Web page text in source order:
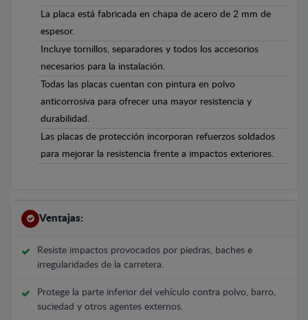
La placa está fabricada en chapa de acero de 2 mm de
espesor.
Incluye tornillos, separadores y todos los accesorios
necesarios para la instalación.
Todas las placas cuentan con pintura en polvo
anticorrosiva para ofrecer una mayor resistencia y
durabilidad.
Las placas de protección incorporan refuerzos soldados
para mejorar la resistencia frente a impactos exteriores.
Ventajas:
Resiste impactos provocados por piedras, baches e
irregularidades de la carretera.
Protege la parte inferior del vehículo contra polvo, barro,
suciedad y otros agentes externos.